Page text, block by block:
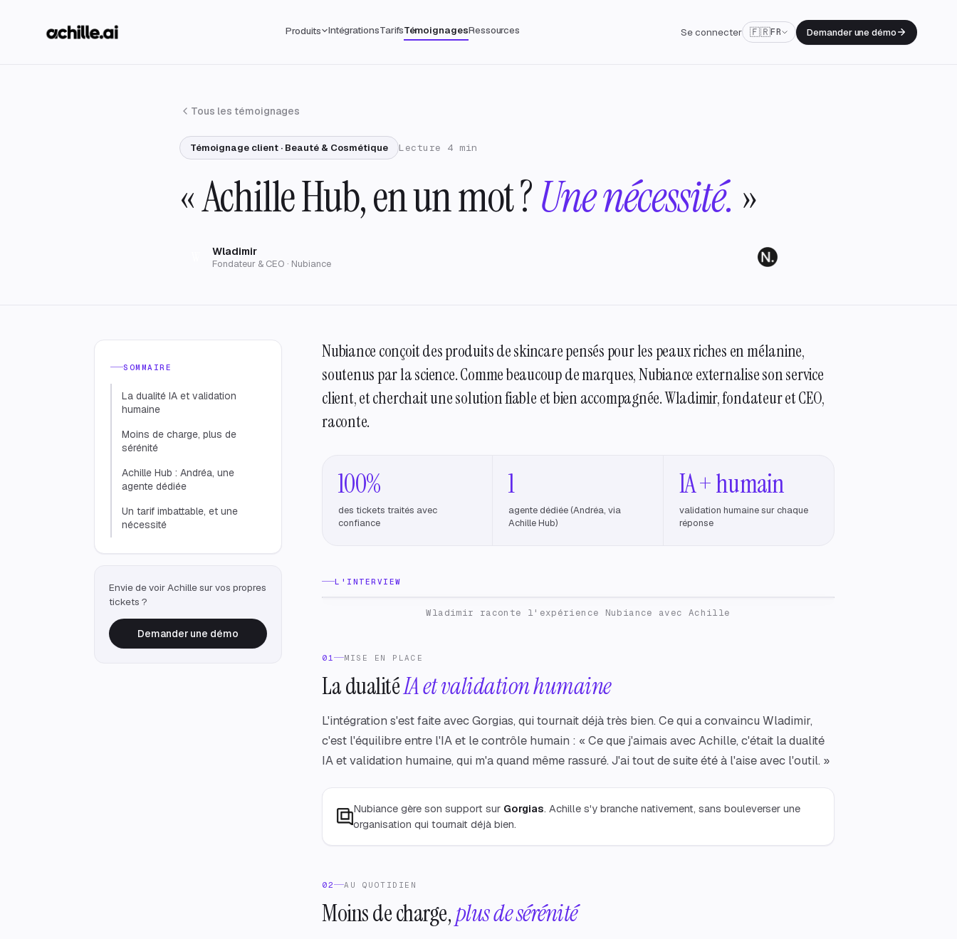
Produits IntégrationsTarifsTémoignagesRessources Se connecter 🇫🇷FR Demander une démo
Tous les témoignages
Témoignage client · Beauté & Cosmétique Lecture 4 min
« Achille Hub, en un mot ?Une nécessité. »
Wladimir
Fondateur & CEO · Nubiance
SOMMAIRE
La dualité IA et validation
humaine
Moins de charge, plus de
sérénité
Achille Hub : Andréa, une
agente dédiée
Un tarif imbattable, et une
nécessité
Envie de voir Achille sur vos propres
tickets ?
Demander une démo
Nubiance conçoit des produits de skincare pensés pour les peaux riches en mélanine,
soutenus par la science. Comme beaucoup de marques, Nubiance externalise son service
client, et cherchait une solution fiable et bien accompagnée. Wladimir, fondateur et CEO,
raconte.
100%
des tickets traités avec
confiance
1
agente dédiée (Andréa, via
Achille Hub)
IA + humain
validation humaine sur chaque
réponse
L'INTERVIEW
Wladimir · Fondateur & CEO
Wladimir raconte l'expérience Nubiance avec Achille
01 MISE EN PLACE
La dualitéIA et validation humaine
L'intégration s'est faite avec Gorgias, qui tournait déjà très bien. Ce qui a convaincu Wladimir,
c'est l'équilibre entre l'IA et le contrôle humain : « Ce que j'aimais avec Achille, c'était la dualité
IA et validation humaine, qui m'a quand même rassuré. J'ai tout de suite été à l'aise avec l'outil. »
Nubiance gère son support sur Gorgias. Achille s'y branche nativement, sans bouleverser une
organisation qui tournait déjà bien.
02 AU QUOTIDIEN
Moins de charge,plus de sérénité